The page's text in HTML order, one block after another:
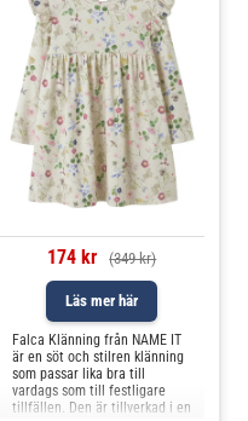
174 kr (349 kr)
Läs mer här
Falca Klänning från NAME IT
är en söt och stilren klänning
som passar lika bra till
vardags som till festligare
tillfällen. Den är tillverkad i en